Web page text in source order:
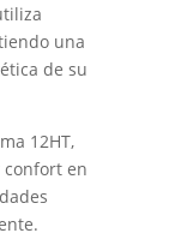
una
de su
12HT,
en